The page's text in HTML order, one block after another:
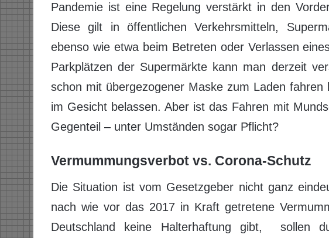
Pandemie ist eine Regelung verstärkt in den
Diese gilt in öffentlichen Verkehrsmitteln,
ebenso wie etwa beim Betreten oder Verlassen
Parkplätzen der Supermärkte kann man derzeit
schon mit übergezogener Maske zum Laden
im Gesicht belassen. Aber ist das Fahren mit
Gegenteil – unter Umständen sogar Pflicht?
Vermummungsverbot vs. Corona-Schutz
Die Situation ist vom Gesetzgeber nicht ganz
nach wie vor das 2017 in Kraft getretene
Deutschland keine Halterhaftung gibt, sollen